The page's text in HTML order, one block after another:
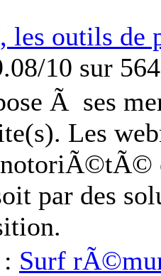
les outils de
10 sur
Ã ses
Les
par des
Surf